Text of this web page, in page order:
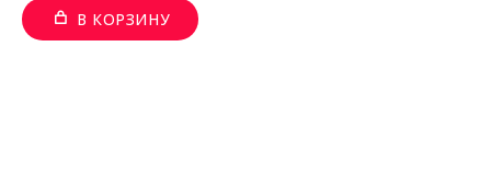
В КОРЗИНУ